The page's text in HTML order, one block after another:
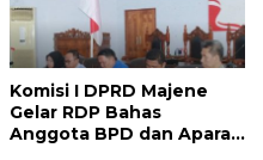
Komisi I DPRD Majene
Gelar RDP Bahas
Anggota BPD dan Aparat